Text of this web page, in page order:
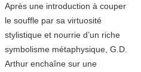
Après une introduction à couper
le souffle par sa virtuosité
stylistique et nourrie d’un riche
symbolisme métaphysique, G.D.
Arthur enchaîne sur une